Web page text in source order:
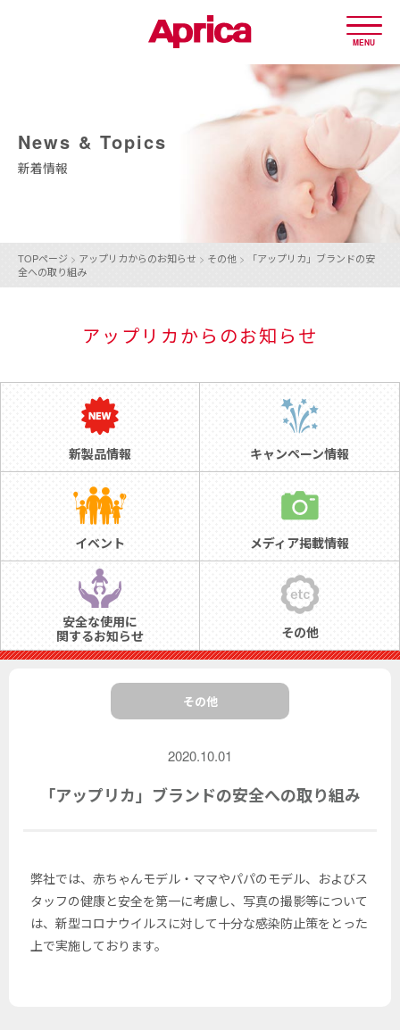
MENU
News & Topics
新着情報
TOPページ > アップリカからのお知らせ > その他 >
「アップリカ」ブランドの安
全への取り組み
アップリカからのお知らせ
新製品情報 キャンペーン情報
イベント メディア掲載情報
安全な使用に
関するお知らせ
その他
その他
2020.10.01
「アップリカ」ブランドの安全への取り組み
弊社では、赤ちゃんモデル・ママやパパのモデル、およびス
タッフの健康と安全を第一に考慮し、写真の撮影等について
は、新型コロナウイルスに対して十分な感染防止策をとった
上で実施しております。